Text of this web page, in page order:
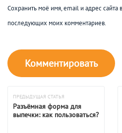
Сохранить моё имя, email и адрес сайта
последующих моих комментариев.
ПРЕДЫДУЩАЯ СТАТЬЯ
Разъёмная форма для
выпечки: как пользоваться?